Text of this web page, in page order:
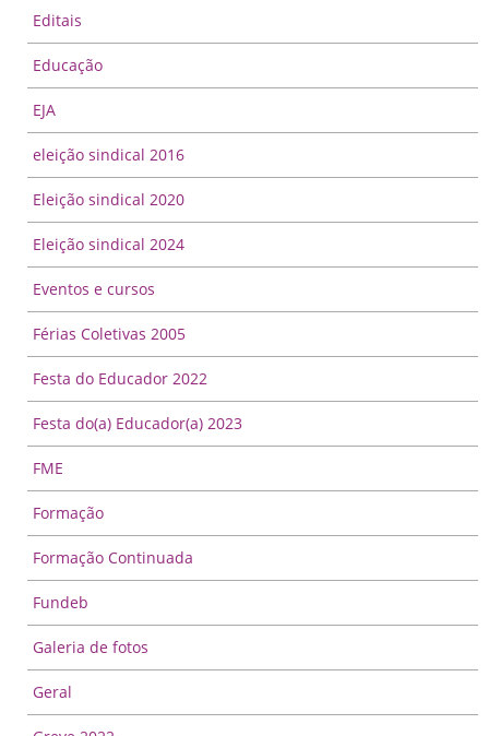
Editais
Educação
EJA
eleição sindical 2016
Eleição sindical 2020
Eleição sindical 2024
Eventos e cursos
Férias Coletivas 2005
Festa do Educador 2022
Festa do(a) Educador(a) 2023
FME
Formação
Formação Continuada
Fundeb
Galeria de fotos
Geral